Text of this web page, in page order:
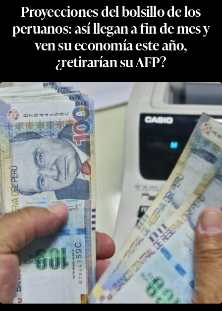
Proyecciones del bolsillo de los
peruanos: así llegan a fin de mes y
ven su economía este año,
¿retirarían su AFP?